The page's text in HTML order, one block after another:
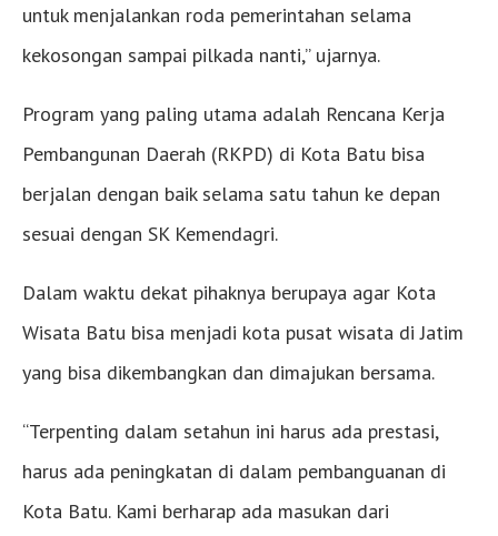
untuk menjalankan roda pemerintahan selama
kekosongan sampai pilkada nanti,” ujarnya.
Program yang paling utama adalah Rencana Kerja
Pembangunan Daerah (RKPD) di Kota Batu bisa
berjalan dengan baik selama satu tahun ke depan
sesuai dengan SK Kemendagri.
Dalam waktu dekat pihaknya berupaya agar Kota
Wisata Batu bisa menjadi kota pusat wisata di Jatim
yang bisa dikembangkan dan dimajukan bersama.
“Terpenting dalam setahun ini harus ada prestasi,
harus ada peningkatan di dalam pembanguanan di
Kota Batu. Kami berharap ada masukan dari